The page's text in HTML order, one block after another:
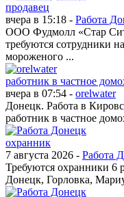
продавец
вчера в 15:18 - Работа
ООО Фудмолл «Стар
требуются сотрудники
мороженого ...
работник в частное
вчера в 07:54 - orelwater
Донецк. Работа в
работник в частное
охранник
7 августа 2026 - Работа
Требуются охранники 6
Донецк, Горловка,